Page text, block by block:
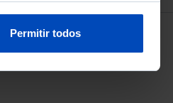
Permitir todos